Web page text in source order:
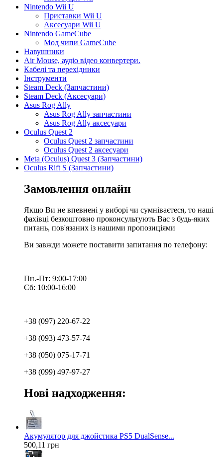
Nintendo Wii U
Приставки Wii U
Аксесуари Wii U
Nintendo GameCube
Мод чипи GameCube
Навушники
Air Mouse, аудіо відео конвертери.
Кабелі та перехідники
Інструменти
Steam Deck (Запчастини)
Steam Deck (Аксесуари)
Asus Rog Ally
Asus Rog Ally запчастини
Asus Rog Ally аксесуари
Oculus Quest 2
Oculus Quest 2 запчастини
Oculus Quest 2 аксесуари
Meta (Oculus) Quest 3 (Запчастини)
Oculus Rift S (Запчастини)
Замовлення онлайн
Якщо Ви не впевнені у виборі чи сумніваєтеся, то наші
фахівці безкоштовно проконсультують Вас з будь-яких
питань, пов'язаних із нашими пропозиціями
Ви завжди можете поставити запитання по телефону:
Пн.-Пт: 9:00-17:00
Сб: 10:00-16:00
+38 (097) 220-67-22
+38 (093) 473-57-74
+38 (050) 075-17-71
+38 (099) 497-97-27
Нові надходження:
Акумулятор для джойстика PS5 DualSense...
500,11 грн